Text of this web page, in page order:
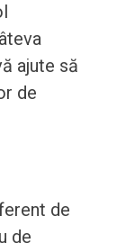
ajute să
de
de
de